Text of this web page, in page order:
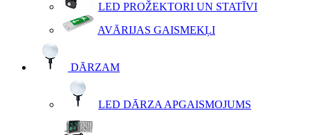
LED PROŽEKTORI UN STATĪVI
AVĀRIJAS GAISMEKĻI
DĀRZAM
LED DĀRZA APGAISMOJUMS